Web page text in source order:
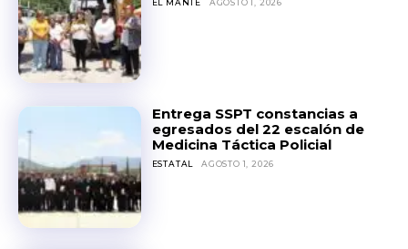
EL MANTE AGOSTO 1, 2026
Entrega SSPT constancias a
egresados del 22 escalón de
Medicina Táctica Policial
ESTATAL AGOSTO 1, 2026